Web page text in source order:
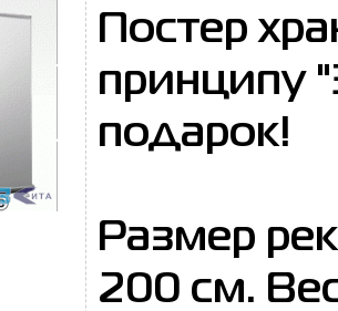
Постер
принципу
подарок!
Размер
200 см.